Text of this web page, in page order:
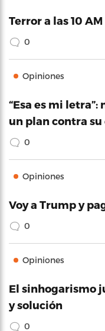
Terror a las 10 AM
0
Opiniones
“Esa es mi
un plan contra su
0
Opiniones
Voy a Trump y
0
Opiniones
El sinhogarismo
y solución
0